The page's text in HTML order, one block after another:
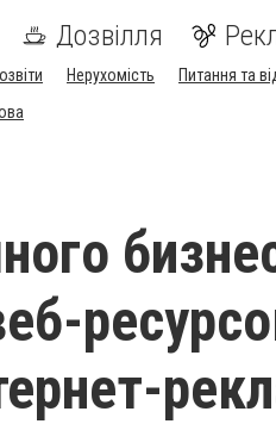
Дозвілля
Нерухомість Питання та